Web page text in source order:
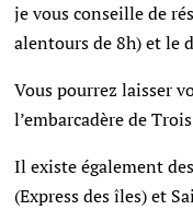
je vous conseille de
alentours de 8h) et le
Vous pourrez laisser
l’embarcadère de
Il existe également
(Express des îles) et